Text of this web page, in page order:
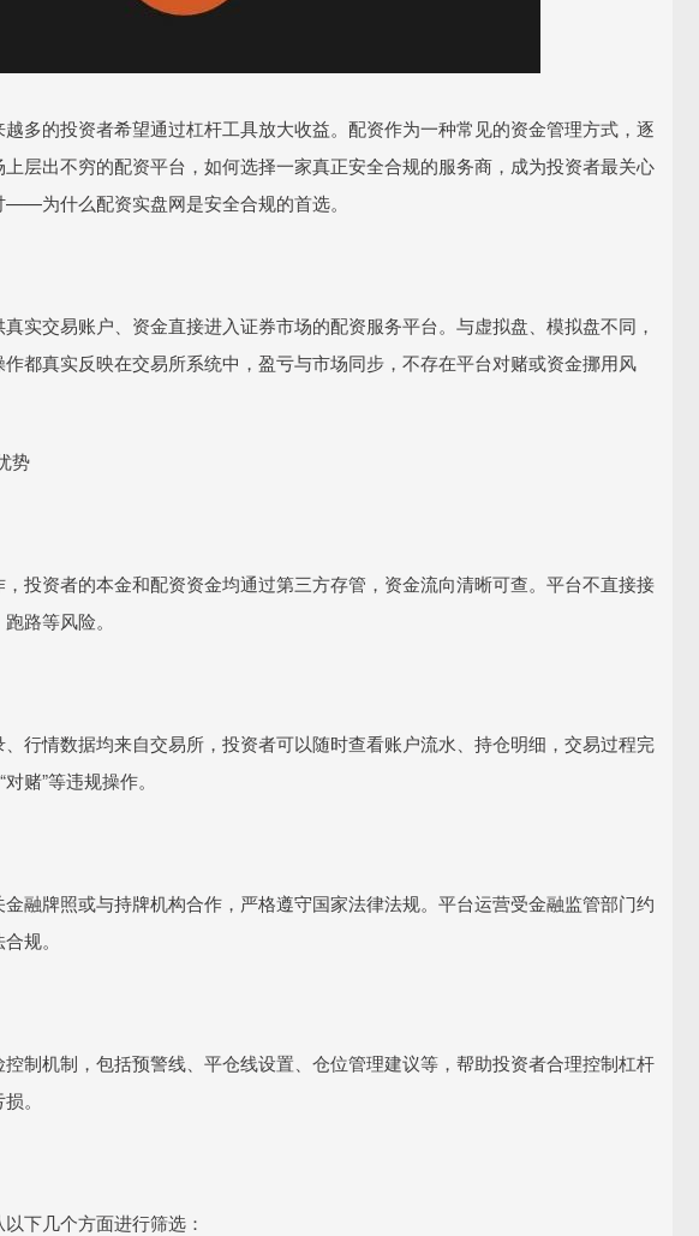
多的投资者希望通过杠杆工具放大收益。配资作为一种常见的资金管理方式，逐
层出不穷的配资平台，如何选择一家真正安全合规的服务商，成为投资者最关心
为什么配资实盘网是安全合规的首选。
实交易账户、资金直接进入证券市场的配资服务平台。与虚拟盘、模拟盘不同，
都真实反映在交易所系统中，盈亏与市场同步，不存在平台对赌或资金挪用风
势
投资者的本金和配资资金均通过第三方存管，资金流向清晰可查。平台不直接接
路等风险。
行情数据均来自交易所，投资者可以随时查看账户流水、持仓明细，交易过程完
赌”等违规操作。
融牌照或与持牌机构合作，严格遵守国家法律法规。平台运营受金融监管部门约
规。
制机制，包括预警线、平仓线设置、仓位管理建议等，帮助投资者合理控制杠杆
。
下几个方面进行筛选：